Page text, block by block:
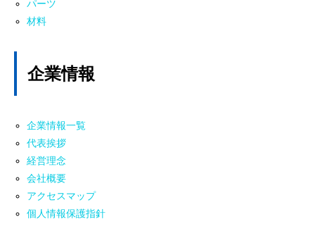
パーツ
材料
企業情報
企業情報一覧
代表挨拶
経営理念
会社概要
アクセスマップ
個人情報保護指針